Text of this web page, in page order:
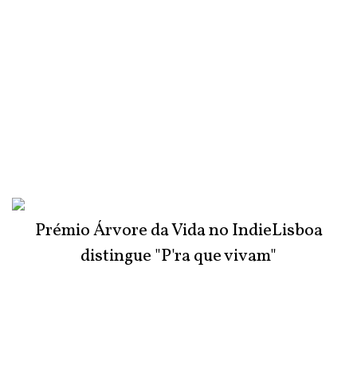
Prémio Árvore da Vida no IndieLisboa
distingue "P'ra que vivam"